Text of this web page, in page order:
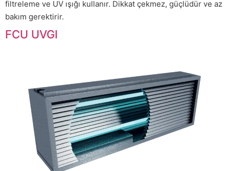
filtreleme ve UV ışığı kullanır. Dikkat çekmez, güçlüdür ve az
bakım gerektirir.
FCU UVGI